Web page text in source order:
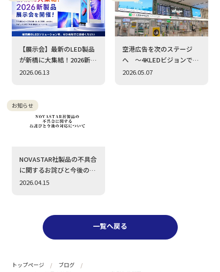
【展示会】最新のLED製品
が新橋に大集結！2026新製
品展示会を開催（7/1〜
2026.06.13
空港広告を次のステージ
へ ～4KLEDビジョンで広
告価値を最大化～ 福岡空
2026.05.07
お知らせ
NOVASTAR社製品の不具合
に関するお詫びと今後の対
応について
2026.04.15
一覧へ戻る
トップページ
ブログ